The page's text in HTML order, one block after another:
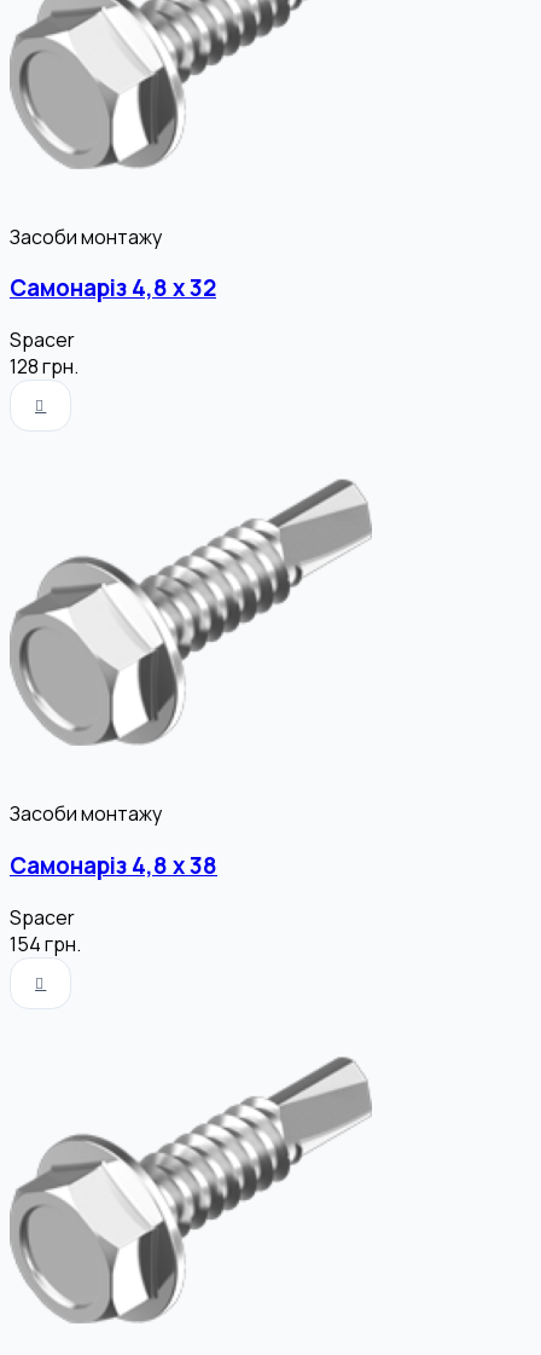
Засоби монтажу
Самонаріз 4,8 х 32
Spacer
128грн.
Засоби монтажу
Самонаріз 4,8 х 38
Spacer
154грн.